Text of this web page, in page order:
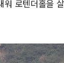
로텐더홀을